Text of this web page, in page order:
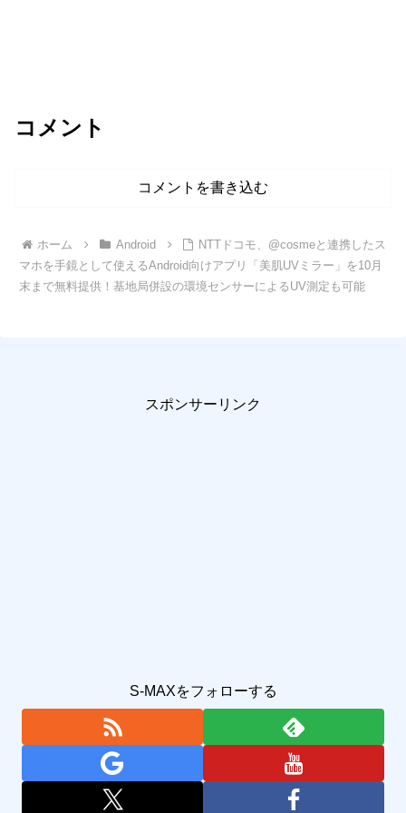
コメント
コメントを書き込む
ホーム Android
NTTドコモ、@cosmeと連携したス
マホを手鏡として使えるAndroid向けアプリ「美肌UVミラー」を10月
末まで無料提供！基地局併設の環境センサーによるUV測定も可能
スポンサーリンク
S-MAXをフォローする